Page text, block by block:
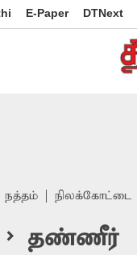
E-Paper DTNext
நத்தம் நிலக்கோட்டை
> தண்ணீர்